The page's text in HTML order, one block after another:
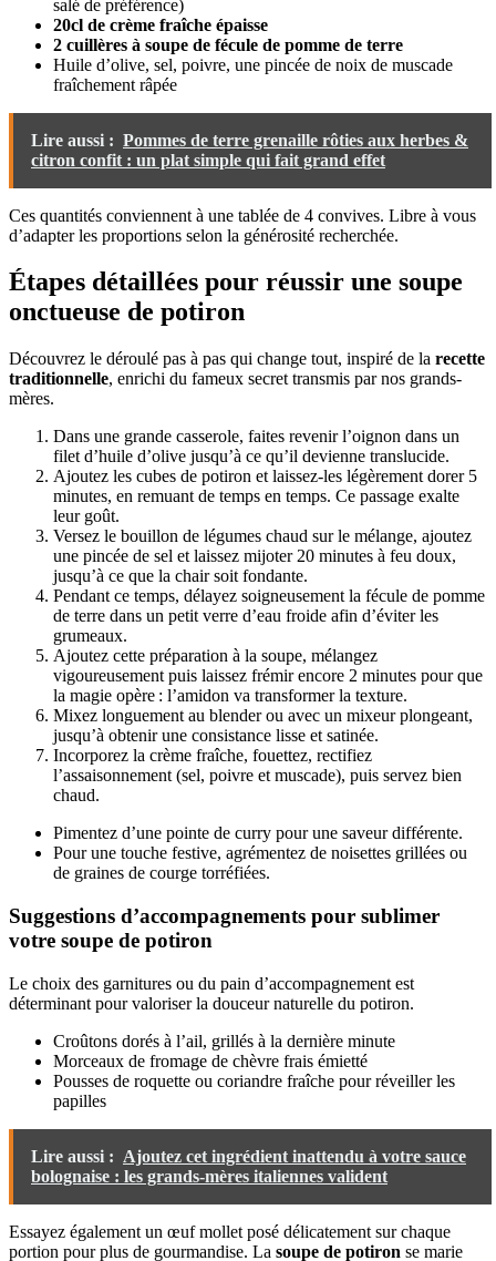
salé de préférence)
20cl de crème fraîche épaisse
2 cuillères à soupe de fécule de pomme de terre
Huile d’olive, sel, poivre, une pincée de noix de muscade
fraîchement râpée
Lire aussi : Pommes de terre grenaille rôties aux herbes &
citron confit : un plat simple qui fait grand effet
Ces quantités conviennent à une tablée de 4 convives. Libre à vous
d’adapter les proportions selon la générosité recherchée.
Étapes détaillées pour réussir une soupe
onctueuse de potiron
Découvrez le déroulé pas à pas qui change tout, inspiré de la recette
traditionnelle, enrichi du fameux secret transmis par nos grands-
mères.
Dans une grande casserole, faites revenir l’oignon dans un
filet d’huile d’olive jusqu’à ce qu’il devienne translucide.
Ajoutez les cubes de potiron et laissez-les légèrement dorer 5
minutes, en remuant de temps en temps. Ce passage exalte
leur goût.
Versez le bouillon de légumes chaud sur le mélange, ajoutez
une pincée de sel et laissez mijoter 20 minutes à feu doux,
jusqu’à ce que la chair soit fondante.
Pendant ce temps, délayez soigneusement la fécule de pomme
de terre dans un petit verre d’eau froide afin d’éviter les
grumeaux.
Ajoutez cette préparation à la soupe, mélangez
vigoureusement puis laissez frémir encore 2 minutes pour que
la magie opère : l’amidon va transformer la texture.
Mixez longuement au blender ou avec un mixeur plongeant,
jusqu’à obtenir une consistance lisse et satinée.
Incorporez la crème fraîche, fouettez, rectifiez
l’assaisonnement (sel, poivre et muscade), puis servez bien
chaud.
Pimentez d’une pointe de curry pour une saveur différente.
Pour une touche festive, agrémentez de noisettes grillées ou
de graines de courge torréfiées.
Suggestions d’accompagnements pour sublimer
votre soupe de potiron
Le choix des garnitures ou du pain d’accompagnement est
déterminant pour valoriser la douceur naturelle du potiron.
Croûtons dorés à l’ail, grillés à la dernière minute
Morceaux de fromage de chèvre frais émietté
Pousses de roquette ou coriandre fraîche pour réveiller les
papilles
Lire aussi : Ajoutez cet ingrédient inattendu à votre sauce
bolognaise : les grands-mères italiennes valident
Essayez également un œuf mollet posé délicatement sur chaque
portion pour plus de gourmandise. La soupe de potiron se marie